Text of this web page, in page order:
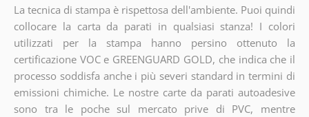
La tecnica di stampa è rispettosa dell'ambiente. Puoi quindi
collocare la carta da parati in qualsiasi stanza! I colori
utilizzati per la stampa hanno persino ottenuto la
certificazione VOC e GREENGUARD GOLD, che indica che il
processo soddisfa anche i più severi standard in termini di
emissioni chimiche. Le nostre carte da parati autoadesive
sono tra le poche sul mercato prive di PVC, mentre